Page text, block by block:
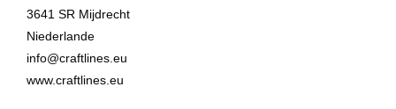
3641 SR Mijdrecht
Niederlande
info@craftlines.eu
www.craftlines.eu